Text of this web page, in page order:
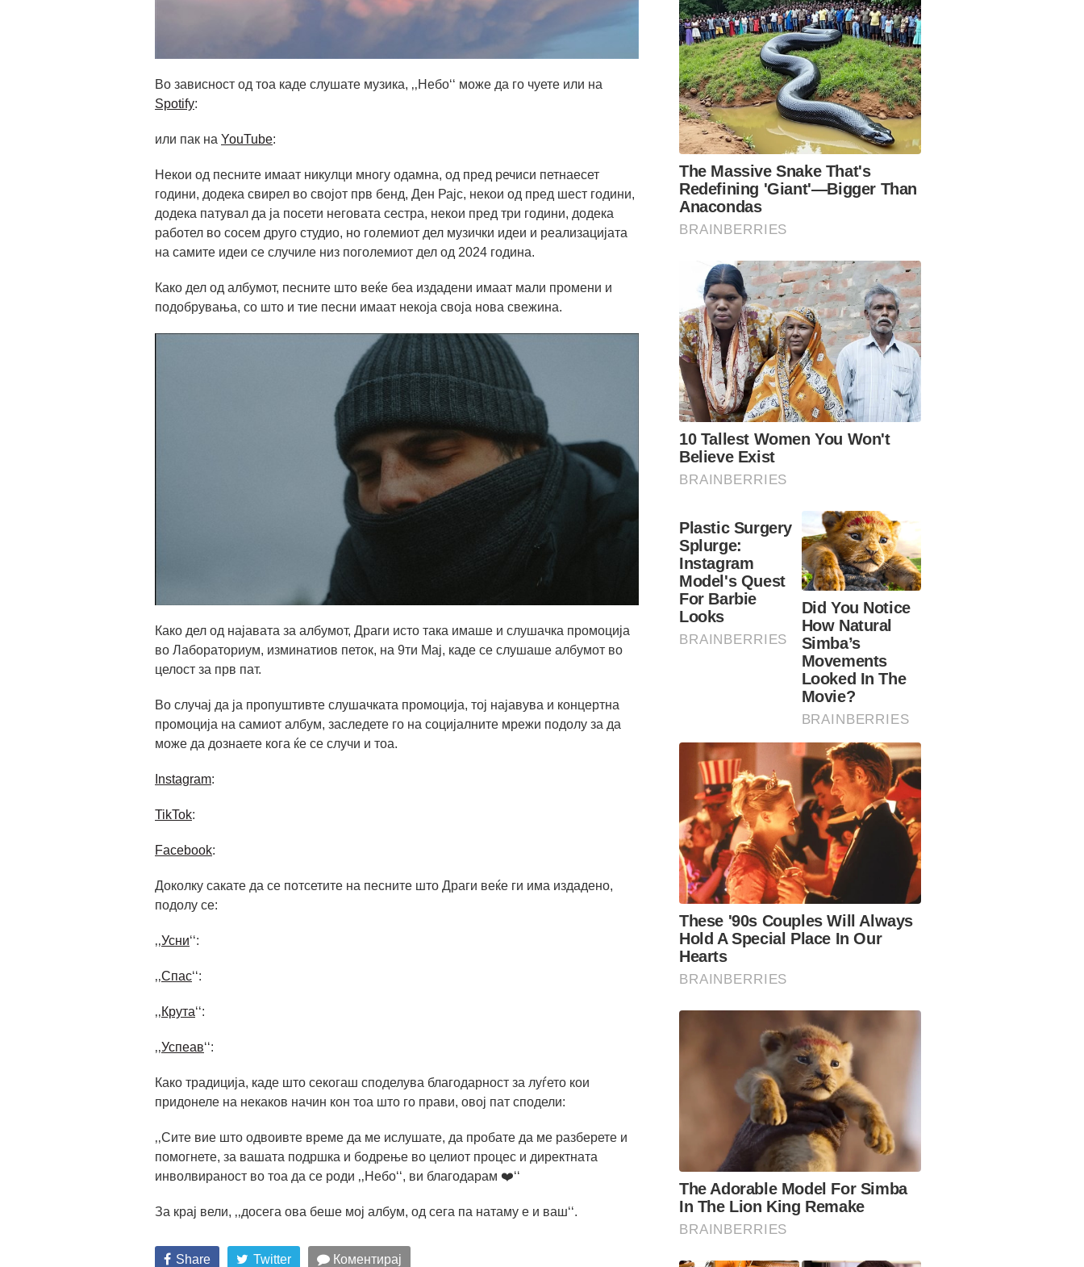
Во зависност од тоа каде слушате музика, ‚‚Небо‘‘ може да го чуете или на
Spotify:
или пак на YouTube:
Некои од песните имаат никулци многу одамна, од пред речиси петнаесет
години, додека свирел во својот прв бенд, Ден Рајс, некои од пред шест години,
додека патувал да ја посети неговата сестра, некои пред три години, додека
работел во сосем друго студио, но големиот дел музички идеи и реализацијата
на самите идеи се случиле низ поголемиот дел од 2024 година.
Како дел од албумот, песните што веќе беа издадени имаат мали промени и
подобрувања, со што и тие песни имаат некоја своја нова свежина.
Како дел од најавата за албумот, Драги исто така имаше и слушачка промоција
во Лабораториум, изминатиов петок, на 9ти Мај, каде се слушаше албумот во
целост за прв пат.
Во случај да ја пропуштивте слушачката промоција, тој најавува и концертна
промоција на самиот албум, заследете го на социјалните мрежи подолу за да
може да дознаете кога ќе се случи и тоа.
Instagram:
TikTok:
Facebook:
Доколку сакате да се потсетите на песните што Драги веќе ги има издадено,
подолу се:
‚‚Усни‘‘:
‚‚Спас‘‘:
‚‚Крута‘‘:
‚‚Успеав‘‘:
Како традиција, каде што секогаш споделува благодарност за луѓето кои
придонеле на некаков начин кон тоа што го прави, овој пат сподели:
‚‚Сите вие што одвоивте време да ме ислушате, да пробате да ме разберете и
помогнете, за вашата подршка и бодрење во целиот процес и директната
инволвираност во тоа да се роди ‚‚Небо‘‘, ви благодарам ❤️‘‘
За крај вели, ‚‚досега ова беше мој албум, од сега па натаму е и ваш‘‘.
Share Twitter Коментирај